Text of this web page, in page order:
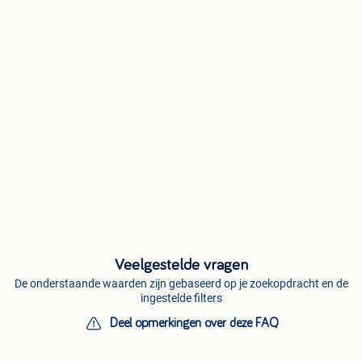
Veelgestelde vragen
De onderstaande waarden zijn gebaseerd op je zoekopdracht en de
ingestelde filters
Deel opmerkingen over deze FAQ